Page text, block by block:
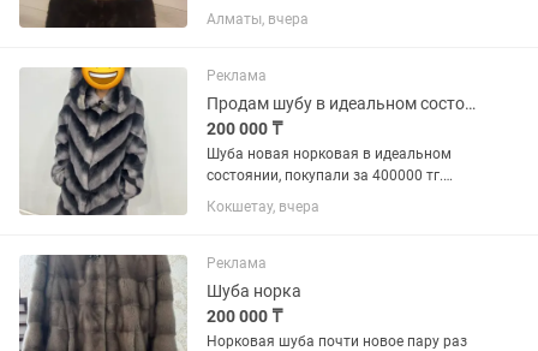
Состояние идеальное! Рукава и низ
отстегиваются. Классика без
Размер 44-46.или обмен на
велотренажер либо хороший...
Алматы, вчера
Реклама
Продам шубу в идеальном состоянии
200 000 ₸
Шуба новая норковая в идеальном
состоянии, покупали за 400000 тг.
Летняя скидка 50%
Кокшетау, вчера
Реклама
Шуба норка
200 000 ₸
Норковая шуба почти новое пару раз